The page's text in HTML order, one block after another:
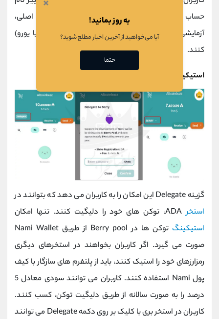
حساب کاربری، تم، آیکون نمایه، نوع شبکه (شبکه اصلی،
آزمایشی یا تنظیمات دستی) و نمایش واحد پول (دلار یا یورو)
کنند.
استیکینگ توکن در کیف پول Nami
گزینه Delegate این امکان را به کاربران می دهد که بتوانند در
استخرADA، توکن های خود را دلیگیت کنند. تنها امکان
استیکینگ
توکن ها در Berry pool از طریق Nami Wallet
صورت می گیرد. اگر کاربران بخواهند در استخرهای دیگری
رمزارزهای خود را استیک کنند، باید از پلتفرم های سازگار با کیف
پول Nami استفاده کنند. کاربران می توانند سودی معادل 5
درصد را به صورت سالانه از طریق دلیگیت توکن، کسب کنند.
کاربران در استخر بری با کلیک بر روی دکمه Delegate می توانند
به روز بمانید!
آیا می‌خواهید از آخرین اخبار مطلع شوید؟
حتما